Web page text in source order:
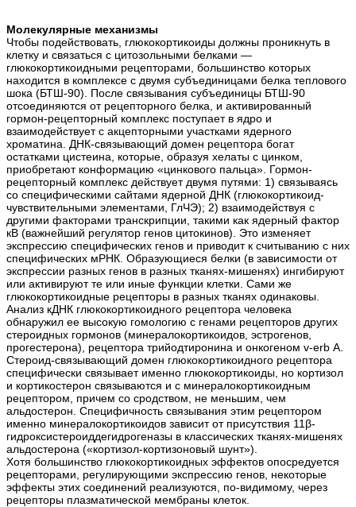
Молекулярные механизмы
Чтобы подействовать, глюкокортикоиды должны проникнуть в
клетку и связаться с цитозольными белками —
глюкокортикоидными рецепторами, большинство которых
находится в комплексе с двумя субъединицами белка теплового
шока (БТШ-90). После связывания субъединицы БТШ-90
отсоединяются от рецепторного белка, и активированный
гормон-рецепторный комплекс поступает в ядро и
взаимодействует с акцепторными участками ядерного
хроматина. ДНК-связывающий домен рецептора богат
остатками цистеина, которые, образуя хелаты с цинком,
приобретают конформацию «цинкового пальца». Гормон-
рецепторный комплекс действует двумя путями: 1) связываясь
со специфическими сайтами ядерной ДНК (глюкокортикоид-
чувствительными элементами, ГлЧЭ); 2) взаимодействуя с
другими факторами транскрипции, такими как ядерный фактор
кВ (важнейший регулятор генов цитокинов). Это изменяет
экспрессию специфических генов и приводит к считыванию с них
специфических мРНК. Образующиеся белки (в зависимости от
экспрессии разных генов в разных тканях-мишенях) ингибируют
или активируют те или иные функции клетки. Сами же
глюкокортикоидные рецепторы в разных тканях одинаковы.
Анализ кДНК глюкокортикоидного рецептора человека
обнаружил ее высокую гомологию с генами рецепторов других
стероидных гормонов (минералокортикоидов, эстрогенов,
прогестерона), рецептора трийодтиронина и онкогеном v-erb А.
Стероид-связывающий домен глюкокортикоидного рецептора
специфически связывает именно глюкокортикоиды, но кортизол
и кортикостерон связываются и с минералокортикоидным
рецептором, причем со сродством, не меньшим, чем
альдостерон. Специфичность связывания этим рецептором
именно минералокортикоидов зависит от присутствия 11β-
гидроксистероиддегидрогеназы в классических тканях-мишенях
альдостерона («кортизол-кортизоновый шунт»).
Хотя большинство глюкокортикоидных эффектов опосредуется
рецепторами, регулирующими экспрессию генов, некоторые
эффекты этих соединений реализуются, по-видимому, через
рецепторы плазматической мембраны клеток.